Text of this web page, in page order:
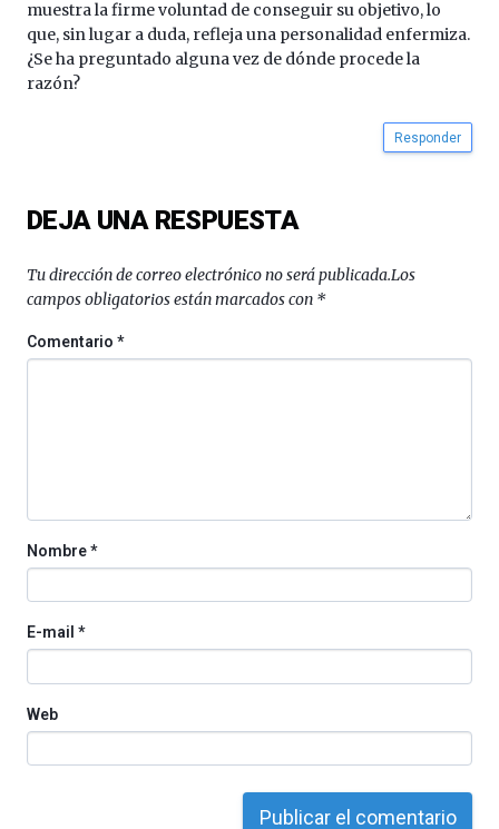
muestra la firme voluntad de conseguir su objetivo, lo
que, sin lugar a duda, refleja una personalidad enfermiza.
¿Se ha preguntado alguna vez de dónde procede la
razón?
Responder
DEJA UNA RESPUESTA
Tu dirección de correo electrónico no será publicada.Los
campos obligatorios están marcados con *
Comentario*
Nombre*
E-mail *
Web